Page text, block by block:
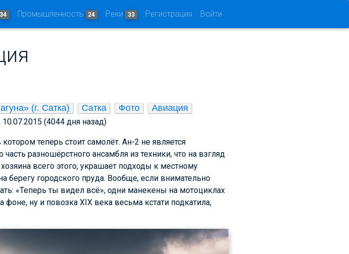
34 Промышленность 24 Реки 33 Регистрация Войти
(г. Сатка) Сатка Фото Авиация
10.07.2015 (4044 дня назад)
теперь стоит самолёт. Ан-2 не является
разношёрстного ансамбля из техники, что на взгляд
всего этого, украшает подходы к местному
берегу городского пруда. Вообще, если внимательно
«Теперь ты видел всё», одни манекены на мотоциклах
фоне, ну и повозка XIX века весьма кстати подкатила,